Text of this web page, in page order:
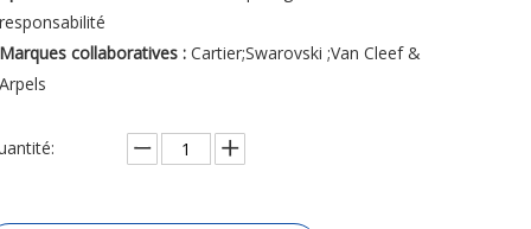
responsabilité
Marques collaboratives :Cartier;Swarovski ;Van Cleef &
Arpels